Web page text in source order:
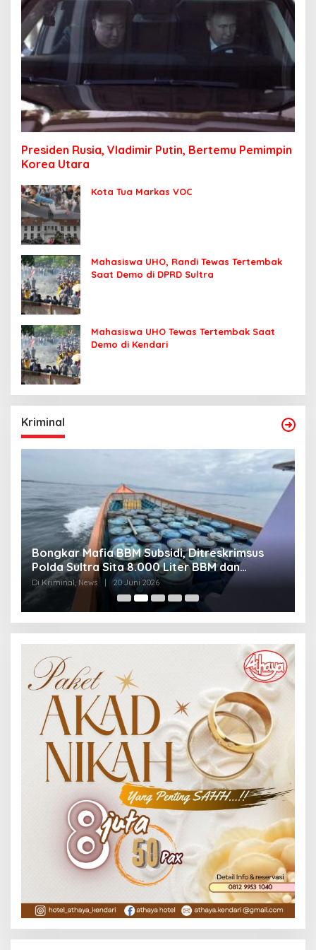
Presiden Rusia, Vladimir Putin, Bertemu Pemimpin
Korea Utara
Kota Tua Markas VOC
Mahasiswa UHO, Randi Tewas Tertembak
Saat Demo di DPRD Sultra
Mahasiswa UHO Tewas Tertembak Saat
Demo di Kendari
Kriminal
Bongkar Mafia BBM Subsidi, Ditreskrimsus
Polda Sultra Sita 8.000 Liter BBM dan
Ringkus 3 Tersangka
Di Kriminal, News | 20 Juni 2026